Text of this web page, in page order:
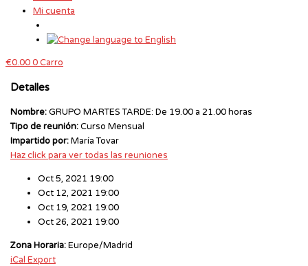
Mi cuenta
€0.000Carro
Detalles
Nombre:GRUPO MARTES TARDE: De 19.00 a 21.00 horas
Tipo de reunión:Curso Mensual
Impartido por:María Tovar
Haz click para ver todas las reuniones
Oct 5, 2021 19:00
Oct 12, 2021 19:00
Oct 19, 2021 19:00
Oct 26, 2021 19:00
Zona Horaria:Europe/Madrid
iCal Export